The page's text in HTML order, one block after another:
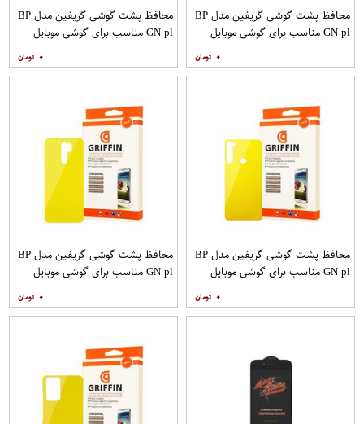
محافظ پشت گوشی گریفین مدل BP
GN pl مناسب برای گوشی موبایل
۰
محافظ پشت گوشی گریفین مدل BP
GN pl مناسب برای گوشی موبایل
۰
محافظ پشت گوشی گریفین مدل BP
GN pl مناسب برای گوشی موبایل
۰
محافظ پشت گوشی گریفین مدل BP
GN pl مناسب برای گوشی موبایل
۰